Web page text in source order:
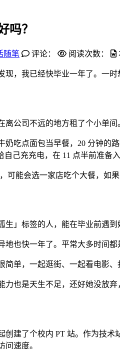
吗？
随笔 评论： 阅读次数：
现，我已经快毕业一年了。一
离公司不远的地方租了个小单
奶吃点面包当早餐，20 分钟的
己充充电，在 11 点半前准备入
可能会选一家店吃个大餐，如
」标签的人，能在毕业前遇到
地也快一年了。平常大多时间
简单，一起逛街、一起看电影
力也是天生不足，还好她没放弃
创建了个校内 PT 站。作为技
问速度。